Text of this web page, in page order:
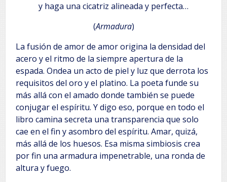
y haga una cicatriz alineada y perfecta…
(Armadura)
La fusión de amor de amor origina la densidad del
acero y el ritmo de la siempre apertura de la
espada. Ondea un acto de piel y luz que derrota los
requisitos del oro y el platino. La poeta funde su
más allá con el amado donde también se puede
conjugar el espíritu. Y digo eso, porque en todo el
libro camina secreta una transparencia que solo
cae en el fin y asombro del espíritu. Amar, quizá,
más allá de los huesos. Esa misma simbiosis crea
por fin una armadura impenetrable, una ronda de
altura y fuego.